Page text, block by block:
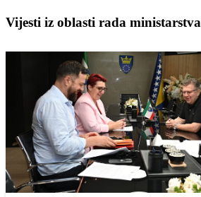
Vijesti iz oblasti rada ministarstva